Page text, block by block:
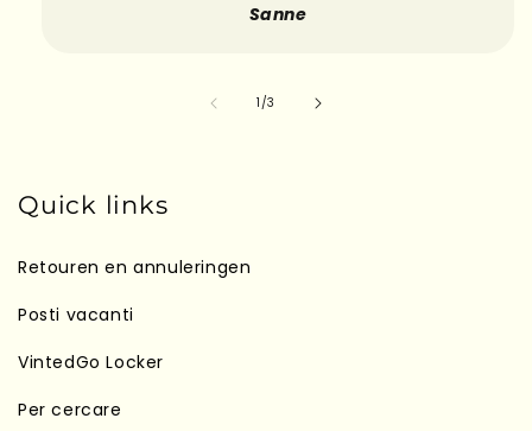
Sanne
1/su
3
Quick links
Retouren en annuleringen
Posti vacanti
VintedGo Locker
Per cercare